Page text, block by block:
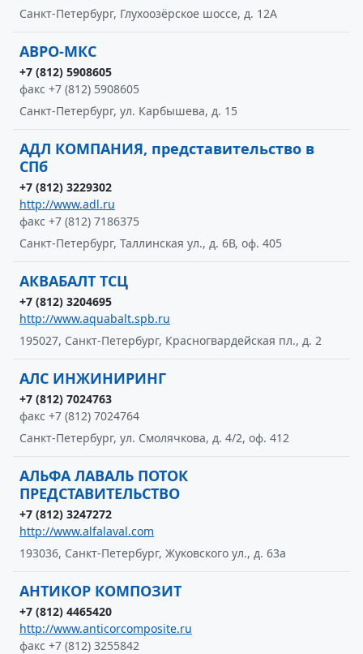
Санкт-Петербург, Глухоозёрское шоссе, д. 12А
АВРО-МКС
+7 (812) 5908605
факс +7 (812) 5908605
Санкт-Петербург, ул. Карбышева, д. 15
АДЛ КОМПАНИЯ, представительство в
СПб
+7 (812) 3229302
http://www.adl.ru
факс +7 (812) 7186375
Санкт-Петербург, Таллинская ул., д. 6В, оф. 405
АКВАБАЛТ ТСЦ
+7 (812) 3204695
http://www.aquabalt.spb.ru
195027, Санкт-Петербург, Красногвардейская пл., д. 2
АЛС ИНЖИНИРИНГ
+7 (812) 7024763
факс +7 (812) 7024764
Санкт-Петербург, ул. Смолячкова, д. 4/2, оф. 412
АЛЬФА ЛАВАЛЬ ПОТОК
ПРЕДСТАВИТЕЛЬСТВО
+7 (812) 3247272
http://www.alfalaval.com
193036, Санкт-Петербург, Жуковского ул., д. 63а
АНТИКОР КОМПОЗИТ
+7 (812) 4465420
http://www.anticorcomposite.ru
факс +7 (812) 3255842